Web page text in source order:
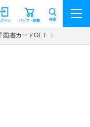
パンフ・願書
グイン 検索
図書カードGET